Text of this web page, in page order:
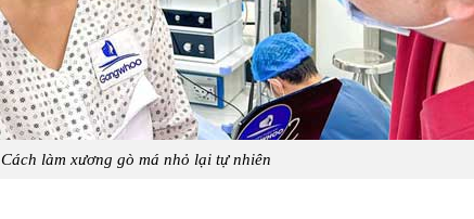
Cách làm xương gò má nhỏ lại tự nhiên